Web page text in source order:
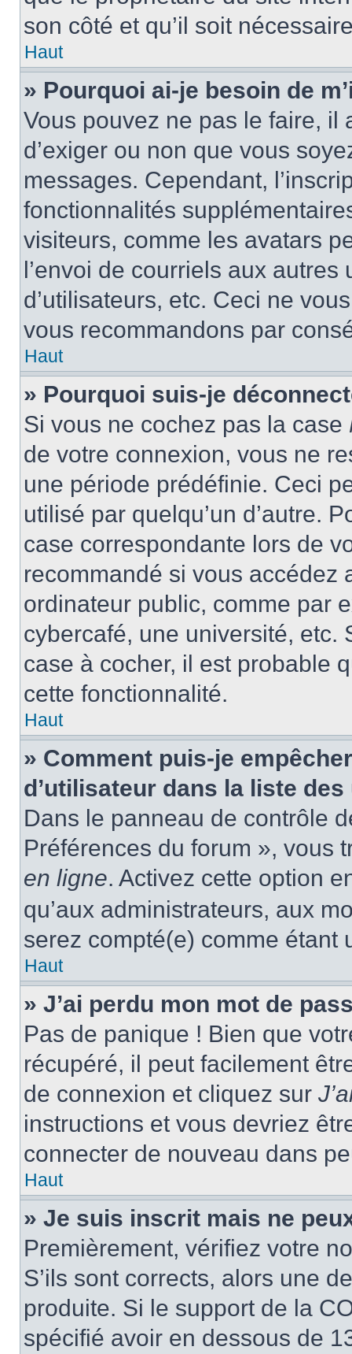
son côté et qu’il soit
Haut
» Pourquoi ai-je besoin de
Vous pouvez ne pas le faire, il
d’exiger ou non que vous
messages. Cependant,
fonctionnalités
visiteurs, comme les avatars
l’envoi de courriels aux
d’utilisateurs, etc. Ceci ne
vous recommandons par
Haut
» Pourquoi suis-je
Si vous ne cochez pas la case
de votre connexion, vous ne
une période prédéfinie. Ceci
utilisé par quelqu’un d’autre.
case correspondante lors de
recommandé si vous accédez
ordinateur public, comme par
cybercafé, une université, etc.
case à cocher, il est probable
cette fonctionnalité.
Haut
» Comment puis-je
d’utilisateur dans la liste
Dans le panneau de contrôle
Préférences du forum », vous
en ligne. Activez cette option
qu’aux administrateurs, aux
serez compté(e) comme étant
Haut
» J’ai perdu mon mot de
Pas de panique ! Bien que
récupéré, il peut facilement
de connexion et cliquez sur
instructions et vous devriez
connecter de nouveau dans
Haut
» Je suis inscrit mais ne
Premièrement, vérifiez votre
S’ils sont corrects, alors une
produite. Si le support de la
spécifié avoir en dessous de